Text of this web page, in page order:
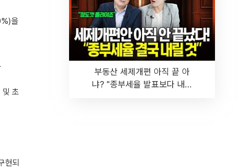
을
초
현되
부동산 세제개편 아직 끝 아
냐? "종부세율 발표보다 내릴